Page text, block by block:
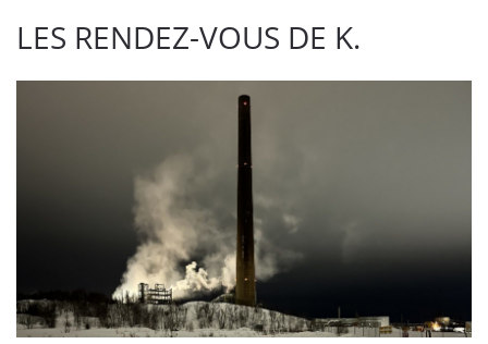
LES RENDEZ-VOUS DE K.